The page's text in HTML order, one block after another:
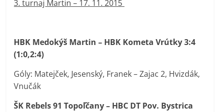
3. turnaj Martin – 17. 11. 2015
HBK Medokýš Martin – HBK Kometa Vrútky 3:4
(1:0,2:4)
Góly: Matejček, Jesenský, Franek – Zajac 2, Hvizdák,
Vnučák
ŠK Rebels 91 Topoľčany – HBC DT Pov. Bystrica